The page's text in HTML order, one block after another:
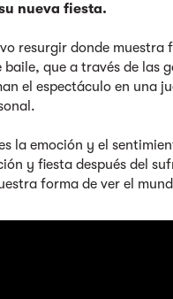
nueva fiesta.
resurgir donde
baile, que a través de las
el espectáculo en una
la emoción y el
y fiesta después del
forma de ver el